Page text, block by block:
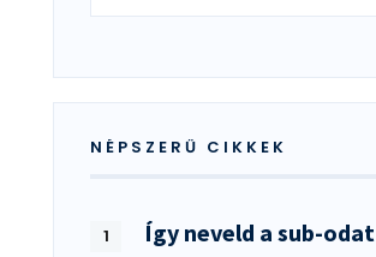
NÉPSZERŰ CIKKEK
Így neveld a sub-odat